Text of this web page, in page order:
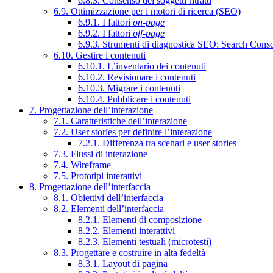
6.9. Ottimizzazione per i motori di ricerca (SEO)
6.9.1. I fattori on-page
6.9.2. I fattori off-page
6.9.3. Strumenti di diagnostica SEO: Search
6.10. Gestire i contenuti
6.10.1. L’inventario dei contenuti
6.10.2. Revisionare i contenuti
6.10.3. Migrare i contenuti
6.10.4. Pubblicare i contenuti
7. Progettazione dell’interazione
7.1. Caratteristiche dell’interazione
7.2. User stories per definire l’interazione
7.2.1. Differenza tra scenari e user stories
7.3. Flussi di interazione
7.4. Wireframe
7.5. Prototipi interattivi
8. Progettazione dell’interfaccia
8.1. Obiettivi dell’interfaccia
8.2. Elementi dell’interfaccia
8.2.1. Elementi di composizione
8.2.2. Elementi interattivi
8.2.3. Elementi testuali (microtesti)
8.3. Progettare e costruire in alta fedeltà
8.3.1. Layout di pagina